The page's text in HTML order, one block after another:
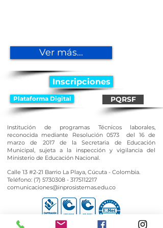
Ver más...
Inscripciones
Plataforma Digital PQRSF
Institución de programas Técnicos laborales,
reconocida mediante Resolución 0573
del 16 de
marzo de 2017 de la Secretaria de Educación
Municipal, sujeta a la inspección y vigilancia del
Ministerio de Educación Nacional.
Calle 13 #2-21 Barrio La Playa, Cúcuta - Colombia.
Teléfono: (7) 5730308 - 3175112217
comunicaciones@inprosistemas.edu.co